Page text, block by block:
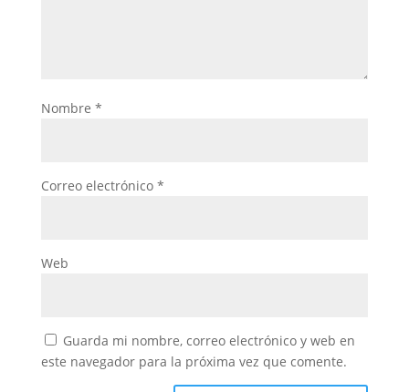
Nombre *
Correo electrónico *
Web
Guarda mi nombre, correo electrónico y web en
este navegador para la próxima vez que comente.